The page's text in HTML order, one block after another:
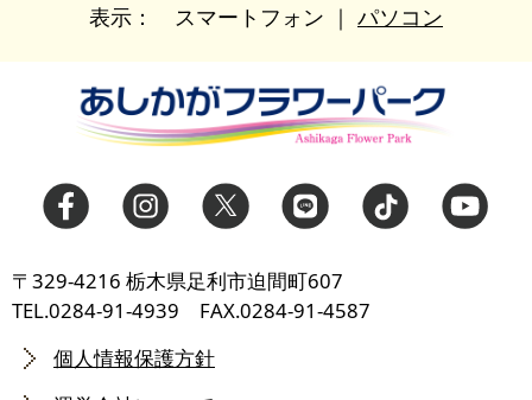
表示： スマートフォン ｜ パソコン
〒329-4216 栃木県足利市迫間町607
TEL.0284-91-4939 FAX.0284-91-4587
個人情報保護方針